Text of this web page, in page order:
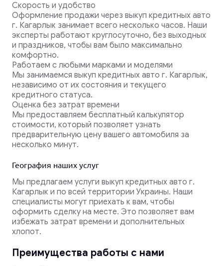
Скорость и удобство
Оформление продажи через выкуп кредитных авто
г. Кагарлык занимает всего несколько часов. Наши
эксперты работают круглосуточно, без выходных
и праздников, чтобы вам было максимально
комфортно.
Работаем с любыми марками и моделями
Мы занимаемся выкуп кредитных авто г. Кагарлык,
независимо от их состояния и текущего
кредитного статуса.
Оценка без затрат времени
Мы предоставляем бесплатный калькулятор
стоимости, который позволяет узнать
предварительную цену вашего автомобиля за
несколько минут.
География наших услуг
Мы предлагаем услуги выкуп кредитных авто г.
Кагарлык и по всей территории Украины. Наши
специалисты могут приехать к вам, чтобы
оформить сделку на месте. Это позволяет вам
избежать затрат времени и дополнительных
хлопот.
Преимущества работы с нами